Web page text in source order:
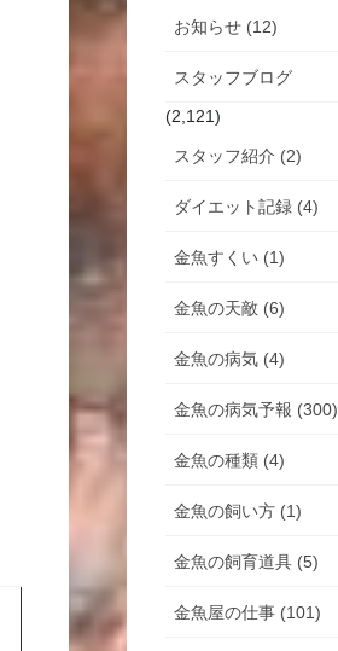
お知らせ (12)
スタッフブログ
(2,121)
スタッフ紹介 (2)
ダイエット記録 (4)
金魚すくい (1)
金魚の天敵 (6)
金魚の病気 (4)
金魚の病気予報 (300)
金魚の種類 (4)
金魚の飼い方 (1)
金魚の飼育道具 (5)
金魚屋の仕事 (101)